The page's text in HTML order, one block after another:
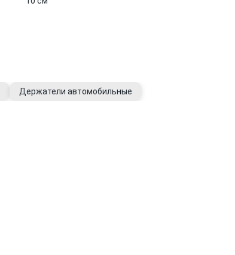
Держатели автомобильные